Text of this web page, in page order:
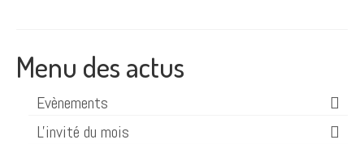
Menu des actus
Evènements
L'invité du mois